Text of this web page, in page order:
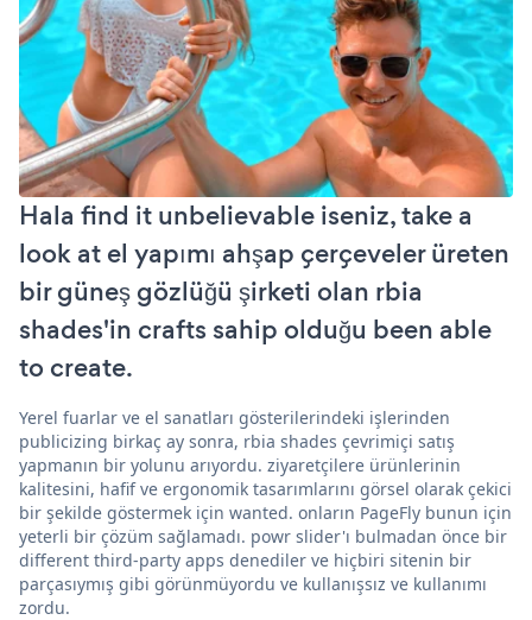
Hala find it unbelievable iseniz, take a
look at el yapımı ahşap çerçeveler üreten
bir güneş gözlüğü şirketi olan rbia
shades'in crafts sahip olduğu been able
to create.
Yerel fuarlar ve el sanatları gösterilerindeki işlerinden
publicizing birkaç ay sonra, rbia shades çevrimiçi satış
yapmanın bir yolunu arıyordu. ziyaretçilere ürünlerinin
kalitesini, hafif ve ergonomik tasarımlarını görsel olarak çekici
bir şekilde göstermek için wanted. onların PageFly bunun için
yeterli bir çözüm sağlamadı. powr slider'ı bulmadan önce bir
different third-party apps denediler ve hiçbiri sitenin bir
parçasıymış gibi görünmüyordu ve kullanışsız ve kullanımı
zordu.